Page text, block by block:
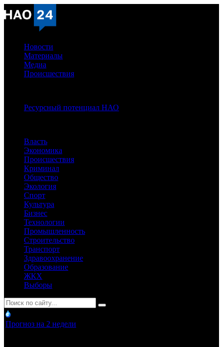
Новости
Материалы
Медиа
Происшествия
Ресурсный потенциал НАО
Власть
Экономика
Происшествия
Криминал
Общество
Экология
Спорт
Культура
Бизнес
Технологии
Промышленность
Строительство
Транспорт
Здравоохранение
Образование
ЖКХ
Выборы
Прогноз на 2 недели